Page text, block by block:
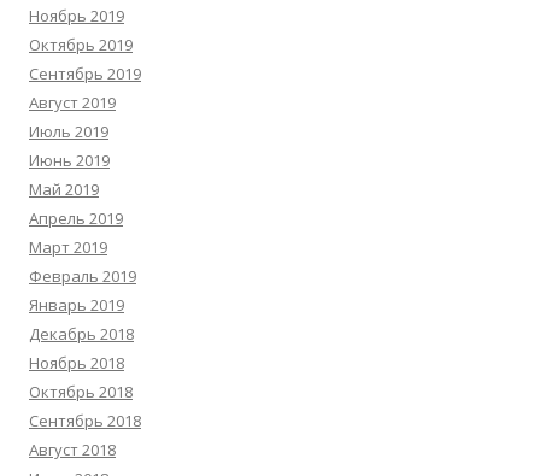
Ноябрь 2019
Октябрь 2019
Сентябрь 2019
Август 2019
Июль 2019
Июнь 2019
Май 2019
Апрель 2019
Март 2019
Февраль 2019
Январь 2019
Декабрь 2018
Ноябрь 2018
Октябрь 2018
Сентябрь 2018
Август 2018